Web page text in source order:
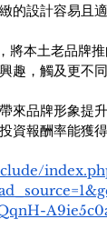
設計容易且
本土老品牌
趣，觸及更不同
來品牌形象提
報酬率能獲得